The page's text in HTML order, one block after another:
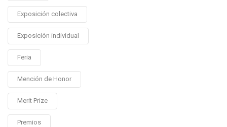
Exposición colectiva
Exposición individual
Feria
Mención de Honor
Merit Prize
Premios